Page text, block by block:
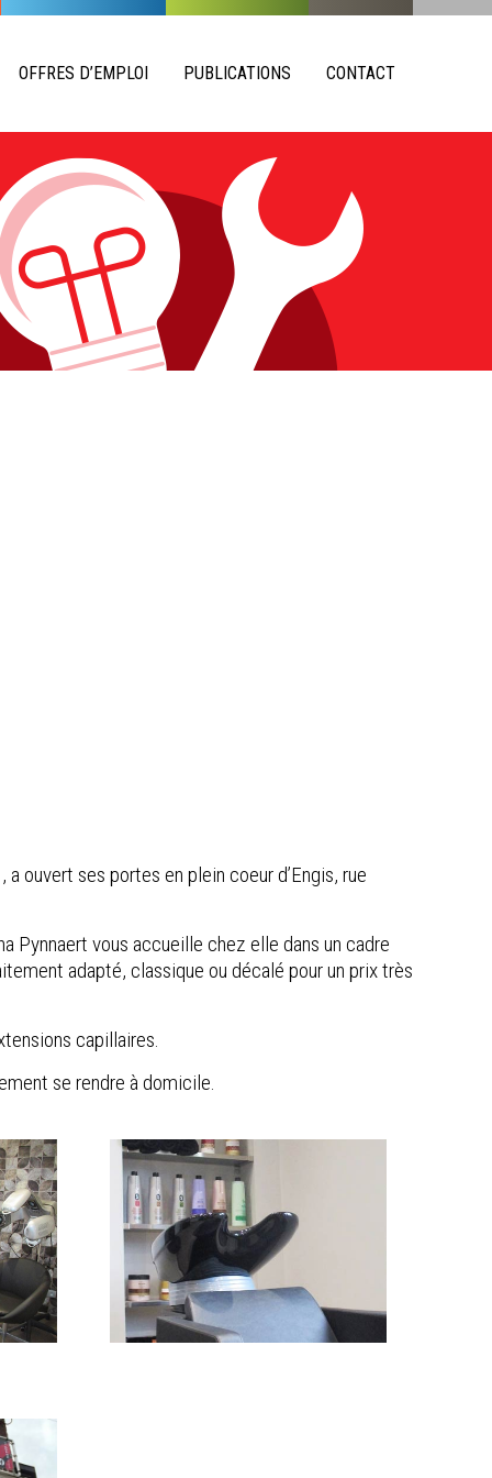
OFFRES D’EMPLOI PUBLICATIONS CONTACT
ouvert ses portes en plein coeur d’Engis, rue
Pynnaert vous accueille chez elle dans un cadre
adapté, classique ou décalé pour un prix très
capillaires.
se rendre à domicile.